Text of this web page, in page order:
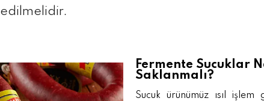
edilmelidir.
Fermente Sucuklar
Saklanmalı?
Sucuk ürünümüz ısıl işlem